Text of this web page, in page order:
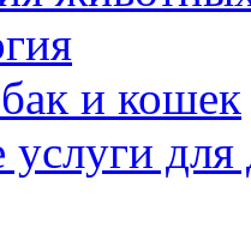
и кошек
услуги